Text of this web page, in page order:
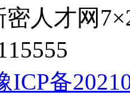
人才网
ICP备